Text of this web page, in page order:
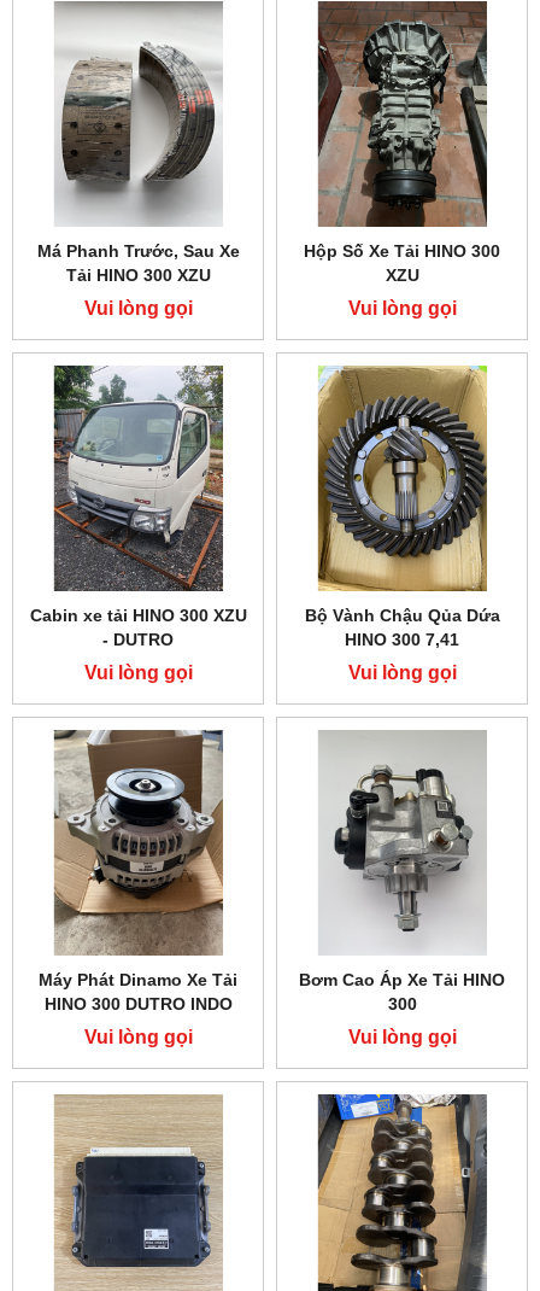
Má Phanh Trước, Sau Xe
Tải HINO 300 XZU
Vui lòng gọi
Hộp Số Xe Tải HINO 300
XZU
Vui lòng gọi
Cabin xe tải HINO 300 XZU
- DUTRO
Vui lòng gọi
Bộ Vành Chậu Qủa Dứa
HINO 300 7,41
Vui lòng gọi
Máy Phát Dinamo Xe Tải
HINO 300 DUTRO INDO
Vui lòng gọi
Bơm Cao Áp Xe Tải HINO
300
Vui lòng gọi